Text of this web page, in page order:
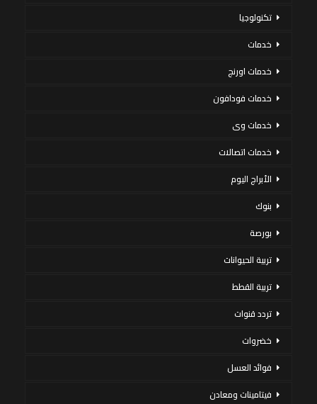
تكنولوجيا
خدمات
خدمات اورنج
خدمات فودافون
خدمات وى
خدمات اتصالات
الأبراج اليوم
بنوك
بورصة
تربية الحيوانات
تربية القطط
تردد قنوات
خضروات
فوائد العسل
فيتامينات ومعادن